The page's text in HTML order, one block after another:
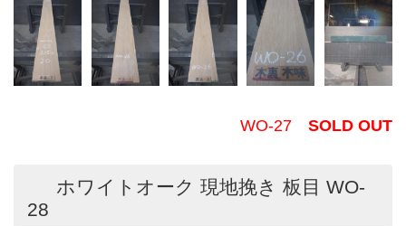
WO-27 SOLD OUT
ホワイトオーク 現地挽き 板目 WO-
28